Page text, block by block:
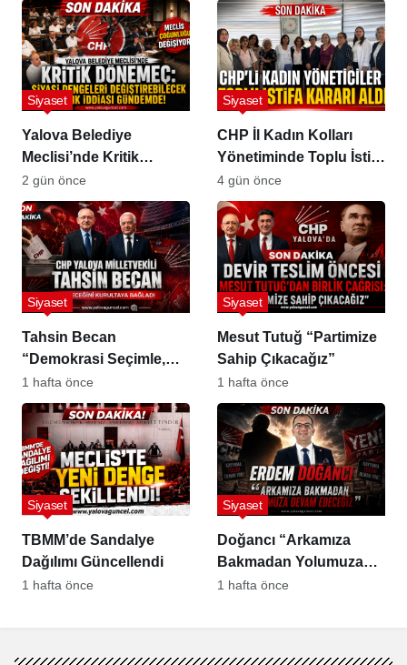
Yalova Belediye
Meclisi’nde Kritik
Dönemeç
Siyaset
2 gün önce
CHP İl Kadın Kolları
Yönetiminde Toplu İstifa
Kararı
Siyaset
4 gün önce
Tahsin Becan
“Demokrasi Seçimle,
Partiler Kurultayla
Yaşar”
Siyaset
1 hafta önce
Mesut Tutuğ “Partimize
Sahip Çıkacağız”
Siyaset
1 hafta önce
TBMM’de Sandalye
Dağılımı Güncellendi
Siyaset
1 hafta önce
Doğancı “Arkamıza
Bakmadan Yolumuza
Devam Edeceğiz”
Siyaset
1 hafta önce